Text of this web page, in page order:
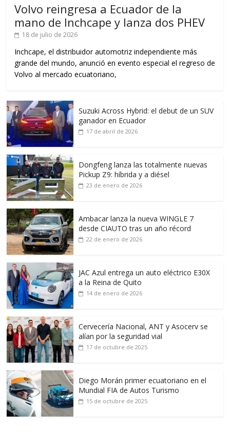
Volvo reingresa a Ecuador de la
mano de Inchcape y lanza dos PHEV
18 de julio de 2026
Inchcape, el distribuidor automotriz independiente más
grande del mundo, anunció en evento especial el regreso de
Volvo al mercado ecuatoriano,
Suzuki Across Hybrid: el debut de un SUV
ganador en Ecuador
17 de abril de 2026
Dongfeng lanza las totalmente nuevas
Pickup Z9: híbrida y a diésel
23 de enero de 2026
Ambacar lanza la nueva WINGLE 7
desde CIAUTO tras un año récord
22 de enero de 2026
JAC Azul entrega un auto eléctrico E30X
a la Reina de Quito
14 de enero de 2026
Cervecería Nacional, ANT y Asocerv se
alían por la seguridad vial
17 de octubre de 2025
Diego Morán primer ecuatoriano en el
Mundial FIA de Autos Turismo
15 de octubre de 2025